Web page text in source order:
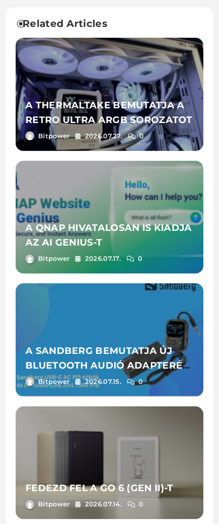
Related Articles
A THERMALTAKE BEMUTATJA A
RETRO ULTRA ARGB SOROZATOT
Bitpower 2026.07.27. 0
A QNAP HIVATALOSAN IS KIADJA
AZ AI GENIUS-T
Bitpower 2026.07.17. 0
A SANDBERG BEMUTATJA ÚJ
BLUETOOTH AUDIÓ ADAPTERÉT
ÉS LAPTOPTÖLTŐIT
Bitpower 2026.07.15. 0
FEDEZD FEL A GO 6 (GEN II)-T
Bitpower 2026.07.14. 0